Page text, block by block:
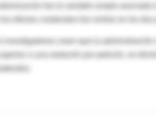
fue la variable simple asociada
efectos colaterales fue similar en los dos
investigadores creen que la
a una sedación por petición, en